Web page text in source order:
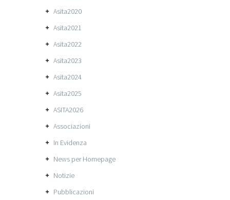
Asita2020
Asita2021
Asita2022
Asita2023
Asita2024
Asita2025
ASITA2026
Associazioni
In Evidenza
News per Homepage
Notizie
Pubblicazioni